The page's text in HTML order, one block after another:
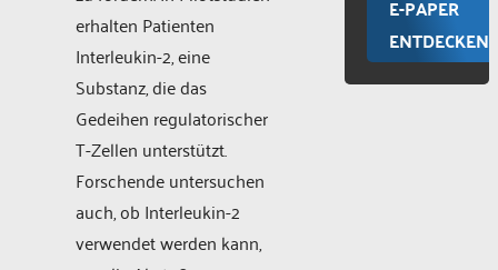
erhalten Patienten
Interleukin-2, eine
Substanz, die das
Gedeihen regulatorischer
T-Zellen unterstützt.
Forschende untersuchen
auch, ob Interleukin-2
verwendet werden kann,
E-PAPER
ENTDECKEN